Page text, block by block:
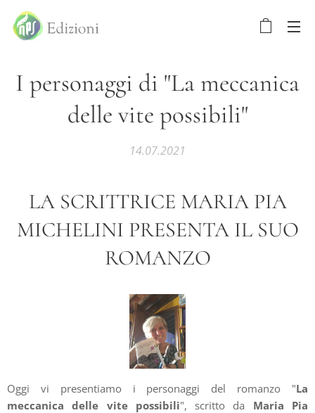
I personaggi di "La meccanica
delle vite possibili"
14.07.2021
LA SCRITTRICE MARIA PIA
MICHELINI PRESENTA IL SUO
ROMANZO
Oggi vi presentiamo i personaggi del romanzo "La
meccanica delle vite possibili", scritto da Maria Pia